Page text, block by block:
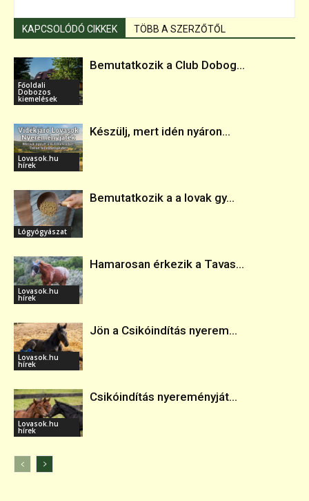
KAPCSOLÓDÓ CIKKEK TÖBB A SZERZŐTŐL
Főoldali
Dobozos
kiemelések
Bemutatkozik a Club Dobog...
Lovasok.hu
hírek
Készülj, mert idén nyáron...
Lógyógyászat
Bemutatkozik a a lovak gy...
Lovasok.hu
hírek
Hamarosan érkezik a Tavas...
Lovasok.hu
hírek
Jön a Csikóindítás nyerem...
Lovasok.hu
hírek
Csikóindítás nyereményját...